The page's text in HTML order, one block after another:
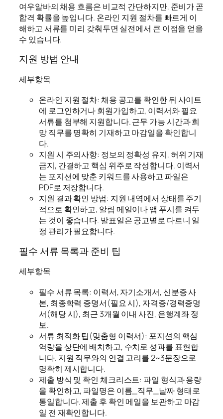
여우알바의 채용 흐름은 비교적 간단하지만, 준비가 곧
합격 확률을 높입니다. 온라인 지원 절차를 빠르게 이
해하고 서류를 미리 갖춰두면 실전에서 큰 이점을 얻을
수 있습니다.
지원 방법 안내
세부항목
온라인 지원 절차: 채용 공고를 확인한 뒤 사이트
에 로그인하거나 회원가입하고, 이력서와 필요
서류를 첨부해 지원합니다. 근무 가능 시간과 희
망 직무를 명확히 기재하고 마감일을 확인합니
다.
지원 시 주의사항: 정보의 정확성 유지, 허위 기재
금지, 간결하고 핵심 위주로 작성합니다. 이력서
는 포지션에 맞춘 키워드를 사용하고 파일은
PDF로 저장합니다.
지원 결과 확인 방법: 지원 내역에서 상태를 주기
적으로 확인하고, 알림 메일이나 앱 푸시를 켜두
는 것이 좋습니다. 발표일은 공고별로 다르니 일
정 관리가 필요합니다.
필수 서류 목록과 준비 팁
세부항목
필수 서류 목록: 이력서, 자기소개서, 신분증 사
본, 최종학력 증명서(필요 시), 자격증/경력증명
서(해당 시), 최근 3개월 이내 사진, 은행계좌 정
보.
서류 최적화 팁(맞춤형 이력서): 포지션의 핵심
역량을 상단에 배치하고, 수치로 성과를 표현합
니다. 지원 직무와의 연결 고리를 2~3문장으로
명확히 제시합니다.
제출 방식 및 확인 체크리스트: 파일 형식과 용량
을 확인하고, 파일명은 이름_직무_날짜 형태로
통일합니다. 제출 후 확인 메일을 보관하고 마감
일 전 재확인합니다.